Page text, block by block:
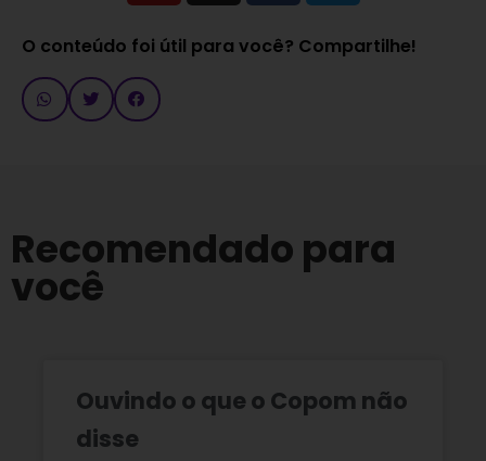
O conteúdo foi útil para você? Compartilhe!
Recomendado para
você
Ouvindo o que o Copom não
disse